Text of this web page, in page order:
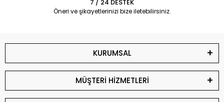
7 / 24 DESTEK
Öneri ve şikayetlerinizi bize iletebilirsiniz.
KURUMSAL
MÜŞTERİ HİZMETLERİ